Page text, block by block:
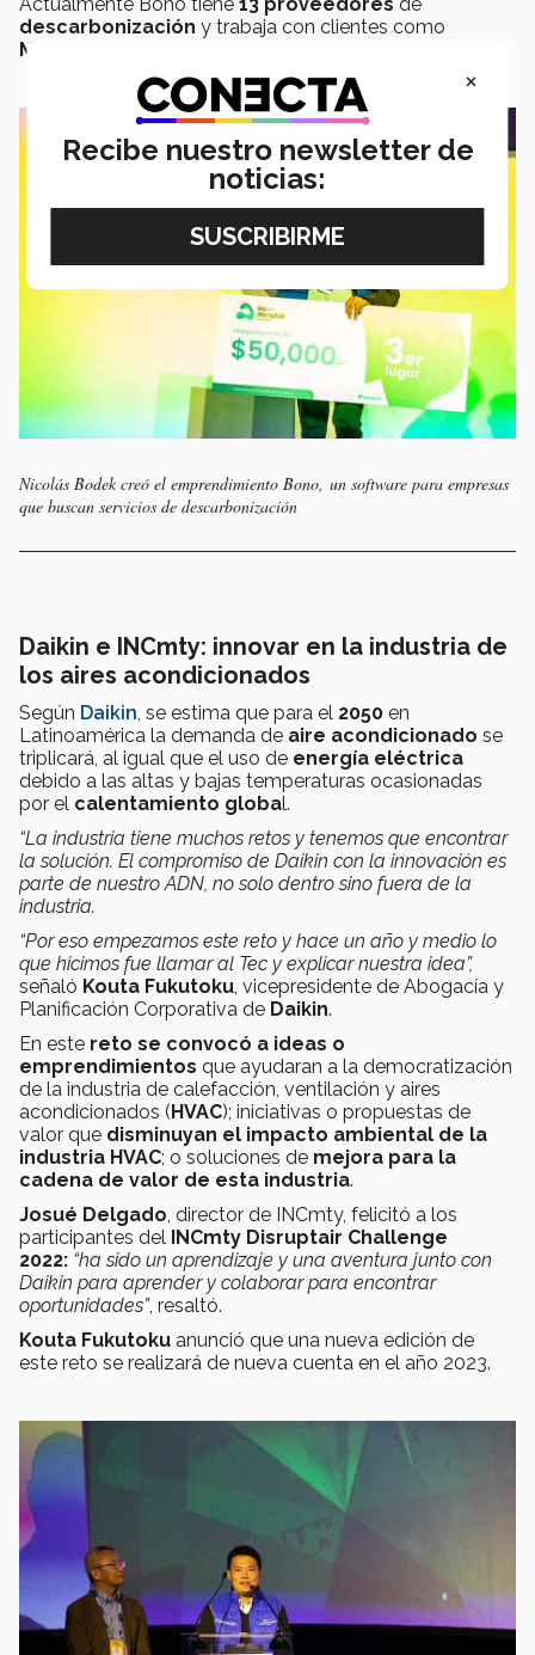
descarbonización y trabaja con clientes como
Mexico Telecom Partners
Nicolás Bodek creó el emprendimiento Bono, un software para empresas
que buscan servicios de descarbonización
Daikin e INCmty: innovar en la industria de
los aires acondicionados
Según Daikin, se estima que para el 2050 en
Latinoamérica la demanda de aire acondicionado se
triplicará, al igual que el uso de energía eléctrica
debido a las altas y bajas temperaturas ocasionadas
por el calentamiento global.
“La industria tiene muchos retos y tenemos que encontrar
la solución. El compromiso de Daikin con la innovación es
parte de nuestro ADN, no solo dentro sino fuera de la
industria.
“Por eso empezamos este reto y hace un año y medio lo
que hicimos fue llamar al Tec y explicar nuestra idea”,
señaló Kouta Fukutoku, vicepresidente de Abogacía y
Planificación Corporativa de Daikin.
En este reto se convocó a ideas o
emprendimientos que ayudaran a la democratización
de la industria de calefacción, ventilación y aires
acondicionados (HVAC); iniciativas o propuestas de
valor que disminuyan el impacto ambiental de la
industria HVAC; o soluciones de mejora para la
cadena de valor de esta industria.
Josué Delgado, director de INCmty, felicitó a los
participantes del INCmty Disruptair Challenge
2022: “ha sido un aprendizaje y una aventura junto con
Daikin para aprender y colaborar para encontrar
oportunidades”, resaltó.
Kouta Fukutoku anunció que una nueva edición de
este reto se realizará de nueva cuenta en el año 2023.
×
Recibe nuestro newsletter de
noticias: